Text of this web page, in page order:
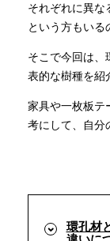
新入荷情
それぞれに異な
という方もいる
そこで今回は、
表的な樹種を紹
家具や一枚板テ
考にして、自分
環孔材